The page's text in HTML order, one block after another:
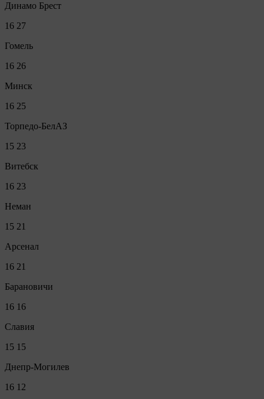
Динамо Брест
16 27
Гомель
16 26
Минск
16 25
Торпедо-БелАЗ
15 23
Витебск
16 23
Неман
15 21
Арсенал
16 21
Барановичи
16 16
Славия
15 15
Днепр-Могилев
16 12